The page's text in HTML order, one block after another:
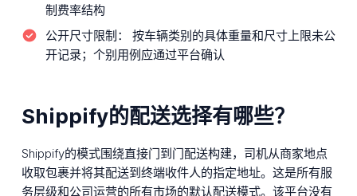
制费率结构
公开尺寸限制：
按车辆类别的具体重量和尺寸上限未公
开记录；个别用例应通过平台确认
Shippify的配送选择有哪些？
Shippify的模式围绕直接门到门配送构建，司机从商家地点
收取包裹并将其配送到终端收件人的指定地址。这是所有服
务层级和公司运营的所有市场的默认配送模式。该平台没有